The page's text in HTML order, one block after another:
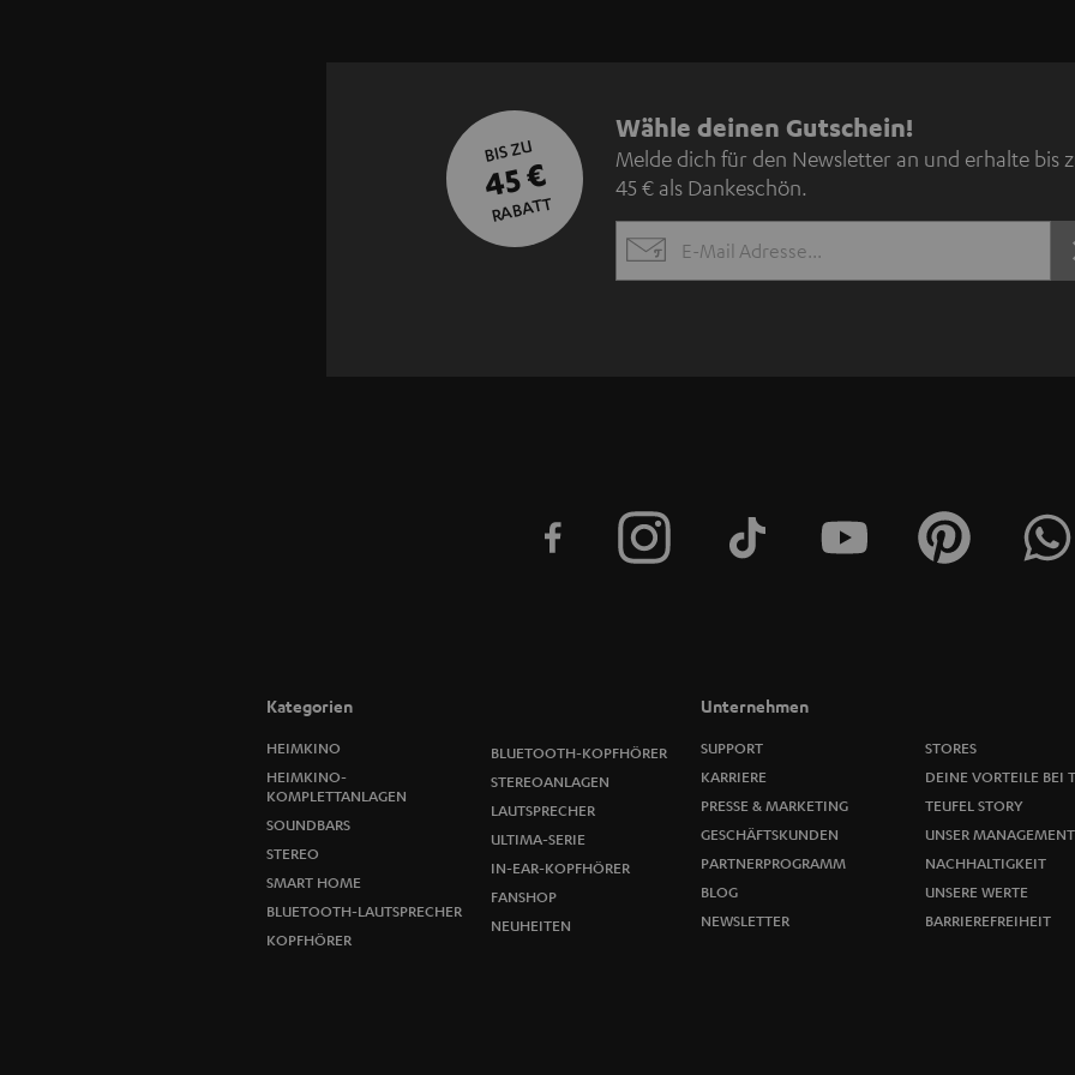
BIS ZU
45 €
RABATT
N
e
w
s
e
r
e
d
Wähle deinen Gutschein!
Melde dich für den Newsletter an und erhalte bis
45 € als Dankeschön.
EMAIL
Kategorien
HEIMKINO
HEIMKINO-
KOMPLETTANLAGEN
SOUNDBARS
STEREO
SMART HOME
BLUETOOTH-LAUTSPRECHER
KOPFHÖRER
BLUETOOTH-KOPFHÖRER
STEREOANLAGEN
LAUTSPRECHER
ULTIMA-SERIE
IN-EAR-KOPFHÖRER
FANSHOP
NEUHEITEN
Unternehmen
SUPPORT
KARRIERE
PRESSE & MARKETING
GESCHÄFTSKUNDEN
PARTNERPROGRAMM
BLOG
NEWSLETTER
STORES
DEINE VORTEILE BEI
TEUFEL STORY
UNSER MANAGEMENT
NACHHALTIGKEIT
UNSERE WERTE
BARRIEREFREIHEIT